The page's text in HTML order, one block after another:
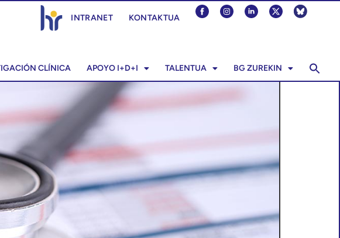
INTRANET KONTAKTUA
CLÍNICA APOYO I+D+I TALENTUA BG ZUREKIN